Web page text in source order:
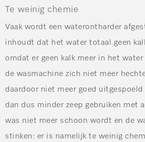
Te weinig chemie
Vaak wordt een waterontharder
inhoudt dat het water totaal geen
omdat er geen kalk meer in het
de wasmachine zich niet meer
daardoor niet meer goed
dan dus minder zeep gebruiken met
was niet meer schoon wordt en de
stinken: er is namelijk te weinig